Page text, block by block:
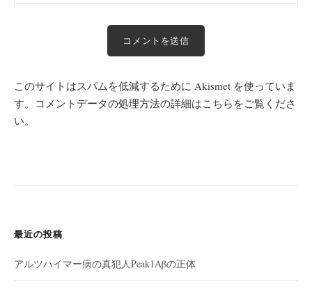
このサイトはスパムを低減するために Akismet を使っていま
す。 コメントデータの処理方法の詳細はこちらをご覧くださ
い。
最近の投稿
アルツハイマー病の真犯人Peak1Aβの正体